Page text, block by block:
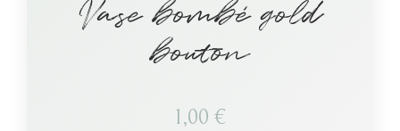
Vase bombé gold
bouton
1,00 €